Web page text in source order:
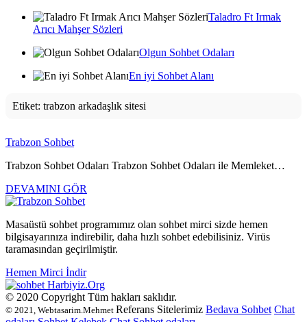
Taladro Ft Irmak
Arıcı Mahşer Sözleri
Olgun Sohbet Odaları
En iyi Sohbet Alanı
Etiket: trabzon arkadaşlık sitesi
Trabzon Sohbet
Trabzon Sohbet Odaları Trabzon Sohbet Odaları ile Memleket…
DEVAMINI GÖR
Masaüstü sohbet programımız olan sohbet mirci sizde hemen
bilgisayarınıza indirebilir, daha hızlı sohbet edebilisiniz. Virüs
taramasından geçirilmiştir.
Hemen Mirci İndir
Harbiyiz.Org
© 2020 Copyright Tüm hakları saklıdır.
© 2021, Webtasarim.Mehmet Referans Sitelerimiz Bedava Sohbet Chat